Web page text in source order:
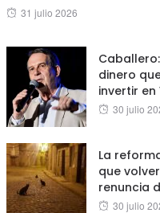
Posted
31 julio 2026
dinero
invertir en
Posted
30 julio
La
que
renuncia
Posted
30 julio